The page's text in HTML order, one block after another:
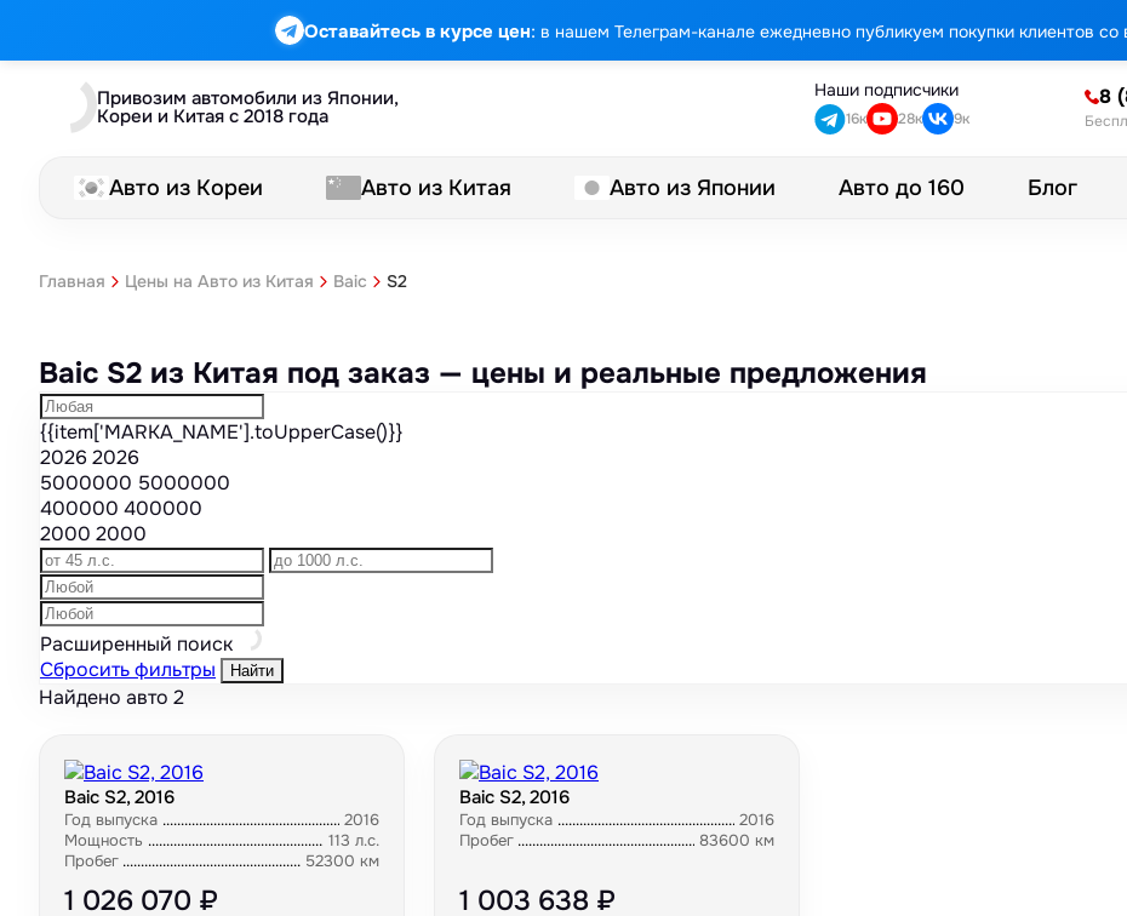
Оставайтесь в курсе цен: в нашем Телеграм-канале ежедневно публикуем покупки клиентов со
Привозим автомобили из Японии,
Кореи и Китая с 2018 года
Наши подписчики
16к 28к 9к
8
Авто из Кореи Авто из Китая Авто из Японии Авто до 160 Блог
Главная Цены на Авто из Китая Baic S2
Baic S2 из Китая под заказ — цены и реальные предложения
{{item['MARKA_NAME'].toUpperCase()}}
2026 2026
5000000 5000000
400000 400000
2000 2000
Расширенный поиск
Сбросить фильтры
Найти
Найдено авто 2
Baic S2, 2016
Год выпуска
2016
Мощность
113 л.с.
Пробег
52300 км
1 026 070 ₽
Baic S2, 2016
Год выпуска
2016
Пробег
83600 км
1 003 638 ₽